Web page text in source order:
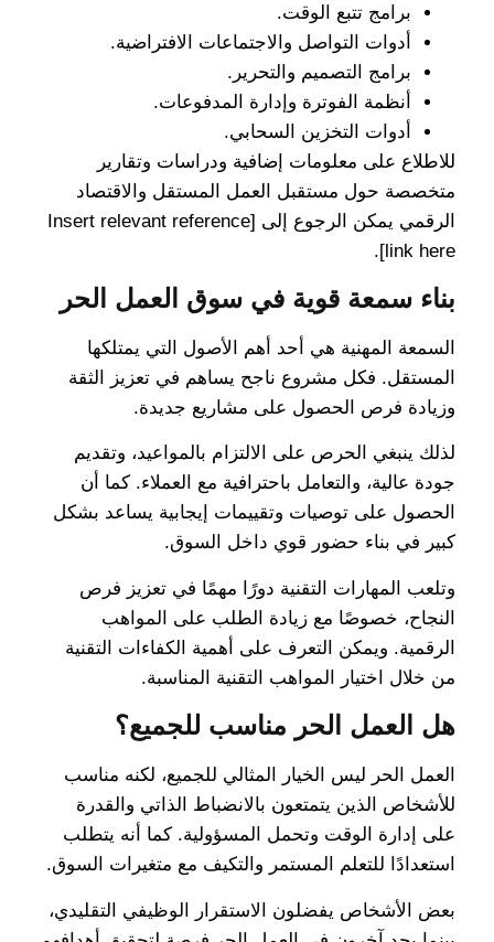
برامج تتبع الوقت.
أدوات التواصل والاجتماعات الافتراضية.
برامج التصميم والتحرير.
أنظمة الفوترة وإدارة المدفوعات.
أدوات التخزين السحابي.
للاطلاع على معلومات إضافية ودراسات وتقارير
متخصصة حول مستقبل العمل المستقل والاقتصاد
الرقمي يمكن الرجوع إلى [Insert relevant reference
link here].
بناء سمعة قوية في سوق العمل الحر
السمعة المهنية هي أحد أهم الأصول التي يمتلكها
المستقل. فكل مشروع ناجح يساهم في تعزيز الثقة
وزيادة فرص الحصول على مشاريع جديدة.
لذلك ينبغي الحرص على الالتزام بالمواعيد، وتقديم
جودة عالية، والتعامل باحترافية مع العملاء. كما أن
الحصول على توصيات وتقييمات إيجابية يساعد بشكل
كبير في بناء حضور قوي داخل السوق.
وتلعب المهارات التقنية دورًا مهمًا في تعزيز فرص
النجاح، خصوصًا مع زيادة الطلب على المواهب
الرقمية. ويمكن التعرف على أهمية الكفاءات التقنية
من خلال اختيار المواهب التقنية المناسبة.
هل العمل الحر مناسب للجميع؟
العمل الحر ليس الخيار المثالي للجميع، لكنه مناسب
للأشخاص الذين يتمتعون بالانضباط الذاتي والقدرة
على إدارة الوقت وتحمل المسؤولية. كما أنه يتطلب
استعدادًا للتعلم المستمر والتكيف مع متغيرات السوق.
بعض الأشخاص يفضلون الاستقرار الوظيفي التقليدي،